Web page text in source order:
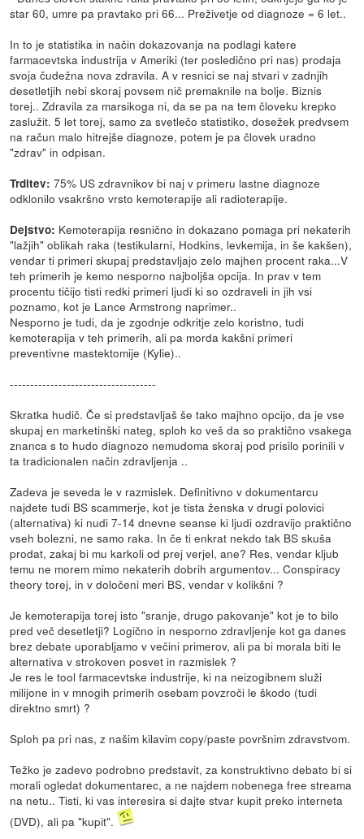
star 60, umre pa pravtako pri 66... Preživetje od diagnoze = 6 let..
In to je statistika in način dokazovanja na podlagi katere
farmacevtska industrija v Ameriki (ter posledično pri nas) prodaja
svoja čudežna nova zdravila. A v resnici se naj stvari v zadnjih
desetletjih nebi skoraj povsem nič premaknile na bolje. Biznis
torej.. Zdravila za marsikoga ni, da se pa na tem človeku krepko
zaslužit. 5 let torej, samo za svetlečo statistiko, dosežek predvsem
na račun malo hitrejše diagnoze, potem je pa človek uradno
"zdrav" in odpisan.
Trditev: 75% US zdravnikov bi naj v primeru lastne diagnoze
odklonilo vsakršno vrsto kemoterapije ali radioterapije.
Dejstvo: Kemoterapija resnično in dokazano pomaga pri nekaterih
"lažjih" oblikah raka (testikularni, Hodkins, levkemija, in še kakšen),
vendar ti primeri skupaj predstavljajo zelo majhen procent raka...V
teh primerih je kemo nesporno najboljša opcija. In prav v tem
procentu tičijo tisti redki primeri ljudi ki so ozdraveli in jih vsi
poznamo, kot je Lance Armstrong naprimer..
Nesporno je tudi, da je zgodnje odkritje zelo koristno, tudi
kemoterapija v teh primerih, ali pa morda kakšni primeri
preventivne mastektomije (Kylie)..
------------------------------------
Skratka hudič. Če si predstavljaš še tako majhno opcijo, da je vse
skupaj en marketinški nateg, sploh ko veš da so praktično vsakega
znanca s to hudo diagnozo nemudoma skoraj pod prisilo porinili v
ta tradicionalen način zdravljenja ..
Zadeva je seveda le v razmislek. Definitivno v dokumentarcu
najdete tudi BS scammerje, kot je tista ženska v drugi polovici
(alternativa) ki nudi 7-14 dnevne seanse ki ljudi ozdravijo praktično
vseh bolezni, ne samo raka. In če ti enkrat nekdo tak BS skuša
prodat, zakaj bi mu karkoli od prej verjel, ane? Res, vendar kljub
temu ne morem mimo nekaterih dobrih argumentov... Conspiracy
theory torej, in v določeni meri BS, vendar v kolikšni ?
Je kemoterapija torej isto "sranje, drugo pakovanje" kot je to bilo
pred več desetletji? Logično in nesporno zdravljenje kot ga danes
brez debate uporabljamo v večini primerov, ali pa bi morala biti le
alternativa v strokoven posvet in razmislek ?
Je res le tool farmacevtske industrije, ki na neizogibnem služi
milijone in v mnogih primerih osebam povzroči le škodo (tudi
direktno smrt) ?
Sploh pa pri nas, z našim kilavim copy/paste površnim zdravstvom.
Težko je zadevo podrobno predstavit, za konstruktivno debato bi si
morali ogledat dokumentarec, a ne najdem nobenega free streama
na netu.. Tisti, ki vas interesira si dajte stvar kupit preko interneta
(DVD), ali pa "kupit".